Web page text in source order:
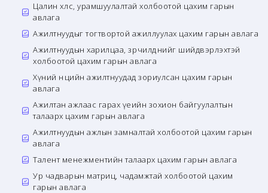
Цалин хөлс, урамшуулалтай холбоотой цахим гарын
авлага
Ажилтнуудыг тогтвортой ажиллуулах цахим гарын авлага
Ажилтнуудын харилцаа, зөрчилдөөнийг шийдвэрлэхтэй
холбоотой цахим гарын авлага
Хүний нөөцийн ажилтнуудад зориулсан цахим гарын
авлага
Ажилтан ажлаас гарах үеийн зохион байгуулалтын
талаарх цахим гарын авлага
Ажилтнуудын ажлын замналтай холбоотой цахим гарын
авлага
Талент менежментийн талаарх цахим гарын авлага
Ур чадварын матриц, чадамжтай холбоотой цахим
гарын авлага